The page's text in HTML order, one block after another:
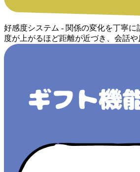
好感度システム - 関係の変化を丁寧
度が上がるほど距離が近づき、会話